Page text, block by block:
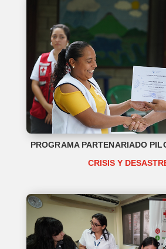
PROGRAMA PARTENARIADO
CRISIS Y